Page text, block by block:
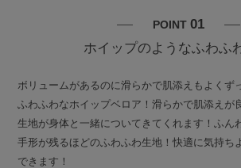
POINT 01
ホイップのようなふわふ
ボリュームがあるのに滑らかで肌添えもよくず
ふわふわなホイップベロア！滑らかで肌添えが
生地が身体と一緒についてきてくれます！ふん
手形が残るほどのふわふわ生地！快適に気持ち
できます！